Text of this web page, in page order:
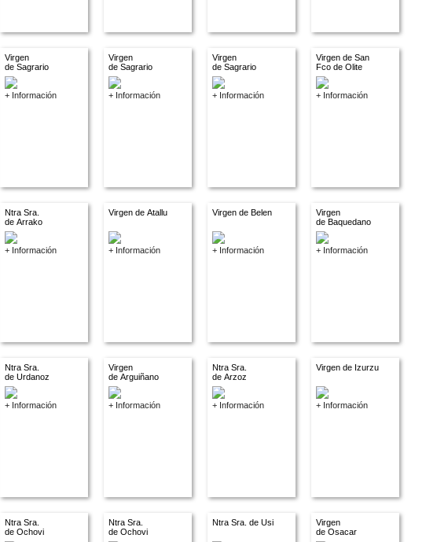
Virgen
de Sagrario
+ Información
Virgen
de Sagrario
+ Información
Virgen
de Sagrario
+ Información
Virgen de San
Fco de Olite
+ Información
Ntra Sra.
de Arrako
+ Información
Virgen de Atallu
+ Información
Virgen de Belen
+ Información
Virgen
de Baquedano
+ Información
Ntra Sra.
de Urdanoz
+ Información
Virgen
de Arguiñano
+ Información
Ntra Sra.
de Arzoz
+ Información
Virgen de Izurzu
+ Información
Ntra Sra.
de Ochovi
Ntra Sra.
de Ochovi
Ntra Sra. de Usi
Virgen
de Osacar